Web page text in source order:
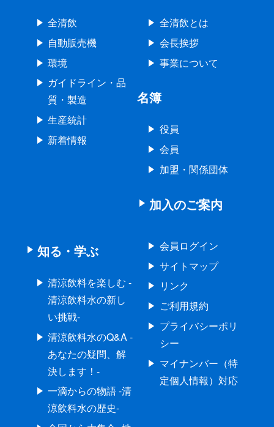
全清飲
自動販売機
環境
ガイドライン・品
質・製造
生産統計
新着情報
全清飲とは
会長挨拶
事業について
名簿
役員
会員
加盟・関係団体
加入のご案内
知る・学ぶ
清涼飲料を楽しむ -
清涼飲料水の新し
い挑戦-
清涼飲料水のQ&A -
あなたの疑問、解
決します！-
一滴からの物語 -清
涼飲料水の歴史-
会員ログイン
サイトマップ
リンク
ご利用規約
プライバシーポリ
シー
マイナンバー（特
定個人情報）対応